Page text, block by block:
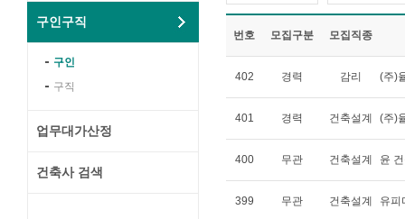
구인구직
구인
구직
업무대가산정
건축사 검색
번호 모집구분 모집직종
402 경력 감리 (주)
401 경력 건축설계 (주)
400 무관 건축설계 윤
399 무관 건축설계 유피